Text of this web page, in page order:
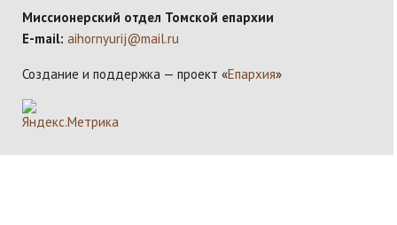
Миссионерский отдел Томской епархии
E-mail: aihornyurij@mail.ru
Создание и поддержка — проект «Епархия»